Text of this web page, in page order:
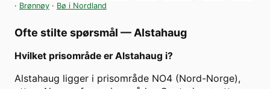
· Brønnøy · Bø i Nordland
Ofte stilte spørsmål — Alstahaug
Hvilket prisområde er Alstahaug i?
Alstahaug ligger i prisområde NO4 (Nord-Norge),